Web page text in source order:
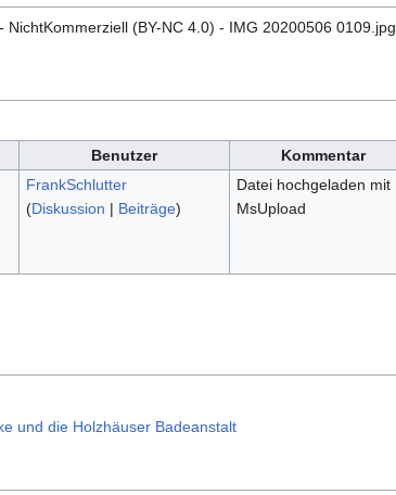
(BY-NC 4.0) - IMG 20200506 0109.jpg
Benutzer
Kommentar
FrankSchlutter
(Diskussion | Beiträge)
Datei hochgeladen mit
MsUpload
und die Holzhäuser Badeanstalt